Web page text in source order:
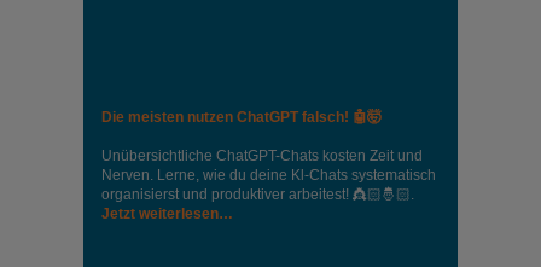
Die meisten nutzen ChatGPT falsch! 🤖🤯
Unübersichtliche ChatGPT-Chats kosten Zeit und
Nerven. Lerne, wie du deine Kl-Chats systematisch
organisierst und produktiver arbeitest! 👸🏻🤴🏻.
Jetzt weiterlesen…